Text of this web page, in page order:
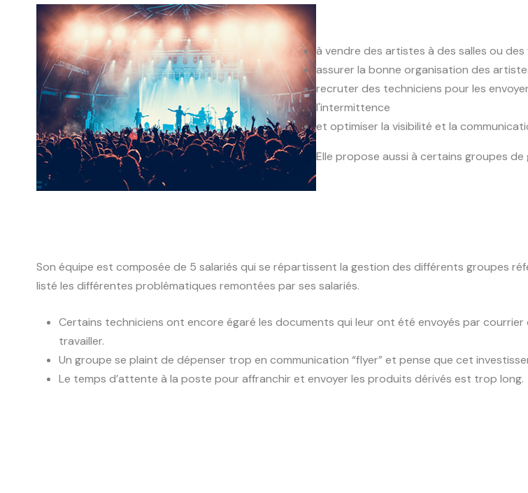
à vendre des artistes à des salles ou des
assurer la bonne organisation des
recruter des techniciens pour les
l'intermittence
et optimiser la visibilité et la
Elle propose aussi à certains groupes
Son équipe est composée de 5 salariés qui se répartissent la gestion des différents groupes
listé les différentes problématiques remontées par ses salariés.
Certains techniciens ont encore égaré les documents qui leur ont été envoyés par
travailler.
Un groupe se plaint de dépenser trop en communication “flyer” et pense que cet
Le temps d’attente à la poste pour affranchir et envoyer les produits dérivés est trop long.